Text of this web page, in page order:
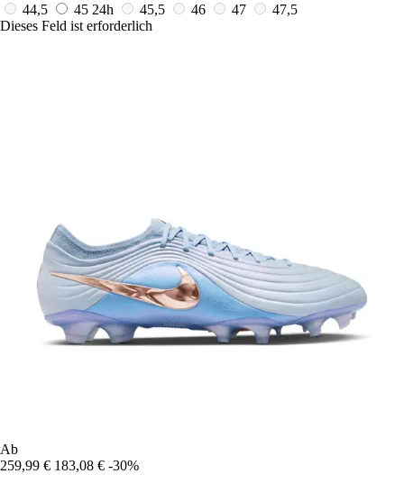
44,5
45 24h 45,5 46 47
47,5
Dieses Feld ist erforderlich
Ab
259,99 € 183,08 € -30%